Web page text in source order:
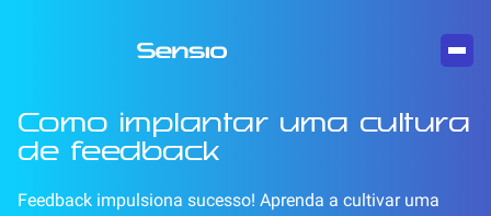
Como implantar uma cultura
de feedback
Feedback impulsiona sucesso! Aprenda a cultivar uma